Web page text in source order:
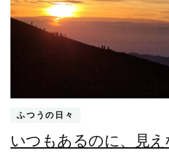
ふつうの日々
いつもあるのに、見え